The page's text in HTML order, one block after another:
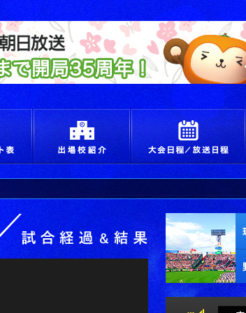
トーナメント 出場校
試合経過・詳細